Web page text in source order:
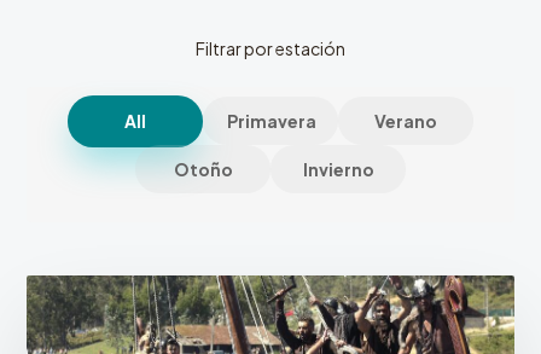
Filtrar por estación
All Primavera Verano
Otoño Invierno